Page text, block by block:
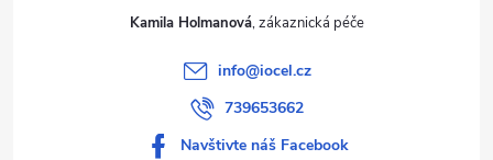
Kamila Holmanová
info@iocel.cz
739653662
Navštivte náš Facebook